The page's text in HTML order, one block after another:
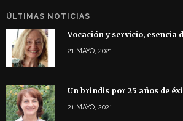
ÚLTIMAS NOTICIAS
Vocación y servicio, esencia
21 MAYO, 2021
Un brindis por 25 años de
21 MAYO, 2021